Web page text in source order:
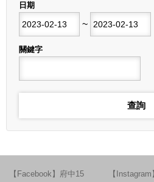
日期
~
結束日期
關鍵字
【Facebook】府中15
【